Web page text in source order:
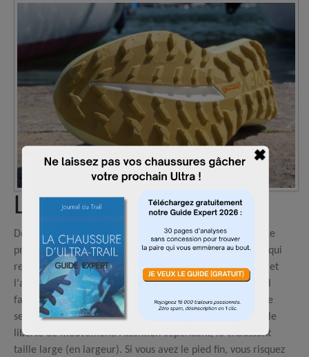
Le test terrain
Dès l'enfilage, l'Agravic SL réserve de bonnes surprises. Le
premier contact est marqué par le confort de l'encolure qui
remonte assez haut, ce qui cale immédiatement le talon et
l'arrière du pied de manière assez sécurisante, même s'il
faudra surveiller d'éventuels frottements sous la malléole
selon les morphologies. À l'avant, la toebox offre une belle
liberté de mouvement. Attention cependant, le chaussant
taille large (en largeur). Si vous avez le pied fin, vous risquez